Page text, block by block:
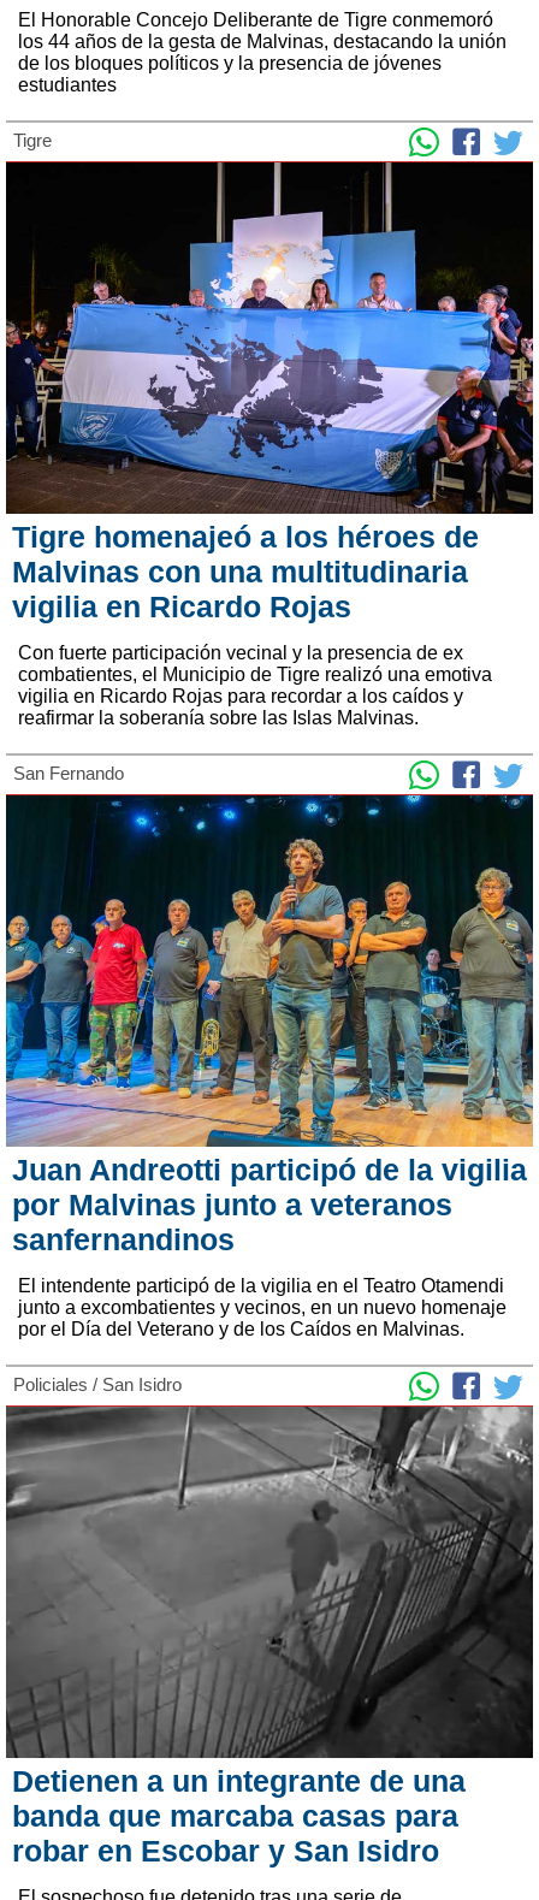
El Honorable Concejo Deliberante de Tigre conmemoró
los 44 años de la gesta de Malvinas, destacando la unión
de los bloques políticos y la presencia de jóvenes
estudiantes
Tigre
Tigre homenajeó a los héroes de
Malvinas con una multitudinaria
vigilia en Ricardo Rojas
Con fuerte participación vecinal y la presencia de ex
combatientes, el Municipio de Tigre realizó una emotiva
vigilia en Ricardo Rojas para recordar a los caídos y
reafirmar la soberanía sobre las Islas Malvinas.
San Fernando
Juan Andreotti participó de la vigilia
por Malvinas junto a veteranos
sanfernandinos
El intendente participó de la vigilia en el Teatro Otamendi
junto a excombatientes y vecinos, en un nuevo homenaje
por el Día del Veterano y de los Caídos en Malvinas.
Policiales / San Isidro
Detienen a un integrante de una
banda que marcaba casas para
robar en Escobar y San Isidro